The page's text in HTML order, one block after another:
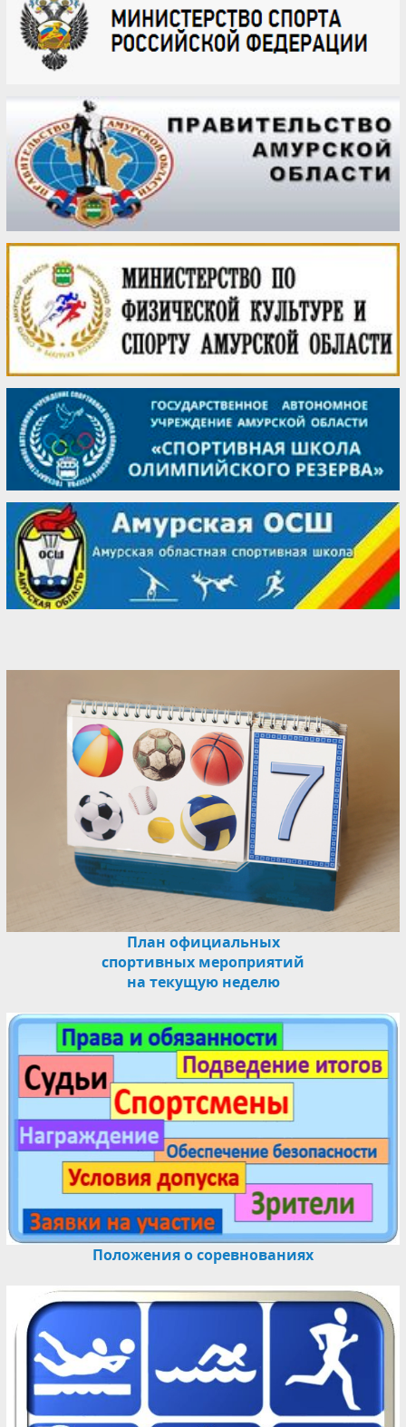
План официальных
спортивных мероприятий
на текущую неделю
Положения о соревнованиях